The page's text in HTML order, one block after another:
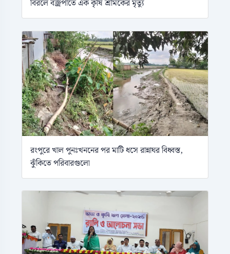
বিরলে বজ্রপাতে এক কৃষি শ্রমিকের মৃত্যু
রংপুরে খাল পুনঃখননের পর মাটি ধসে রান্নাঘর বিধ্বস্ত,
ঝুঁকিতে পরিবারগুলো